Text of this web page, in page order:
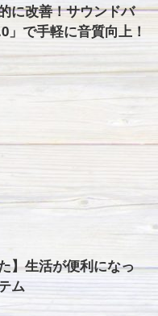
に改善！サウンドバ
」で手軽に音質向上！
】生活が便利になっ
ム